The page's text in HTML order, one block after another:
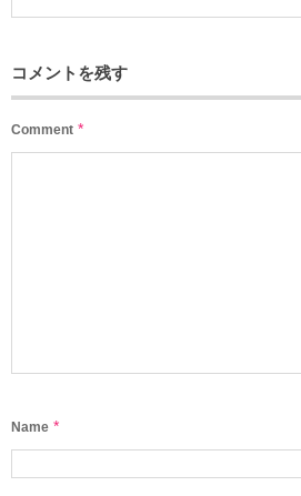
コメントを残す
Comment *
Name *